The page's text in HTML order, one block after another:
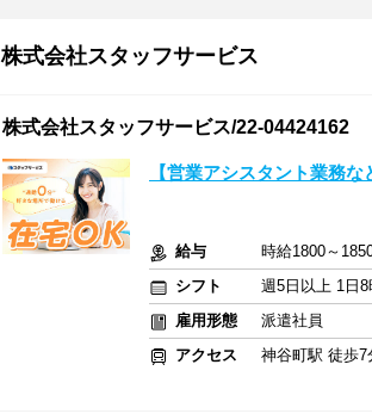
株式会社スタッフサービス
株式会社スタッフサービス/22-04424162
【営業アシスタント業務
給与
時給1800～
シフト
週5日以上 1日
雇用形態
派遣社員
アクセス
神谷町駅 徒歩7